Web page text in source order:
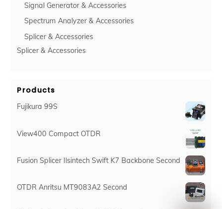
Signal Generator & Accessories
Spectrum Analyzer & Accessories
Splicer & Accessories
Splicer & Accessories
Products
Fujikura 99S
View400 Compact OTDR
Fusion Splicer Ilsintech Swift K7 Backbone Second
OTDR Anritsu MT9083A2 Second